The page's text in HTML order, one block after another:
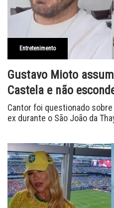
Entretenimento
Gustavo Mioto
Castela e não
Cantor foi questionado
ex durante o São João da